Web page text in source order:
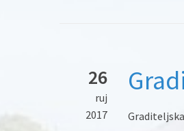
26
ruj
2017